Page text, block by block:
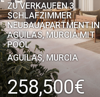
ZU VERKAUFEN 3
SCHLAFZIMMER
NEUBAUAPARTMENT IN
AGUILAS, MURCIA MIT
POOL
AGUILAS, MURCIA
258,500€